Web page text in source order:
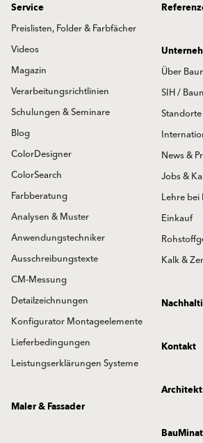
Service
Preislisten, Folder & Farbfächer
Videos
Magazin
Verarbeitungsrichtlinien
Schulungen & Seminare
Blog
ColorDesigner
ColorSearch
Farbberatung
Analysen & Muster
Anwendungstechniker
Ausschreibungstexte
CM-Messung
Detailzeichnungen
Konfigurator Montageelemente
Lieferbedingungen
Leistungserklärungen Systeme
Über
SIH /
Standorte
News &
Jobs &
Lehre
Einkauf
Kalk &
Kontakt
Maler & Fassader